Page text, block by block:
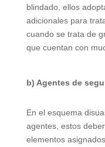
blindado, ellos
adicionales para
cuando se trata de
que cuentan con
b) Agentes de
En el esquema
agentes, estos
elementos